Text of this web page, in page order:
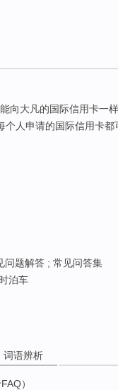
向大凡的国际信用卡一
人申请的国际信用卡
问题解答 ; 常见问答集
泊车
词语辨析
）